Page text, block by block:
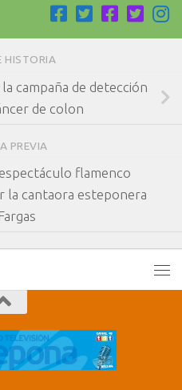
HISTORIA
campaña de detección
de colon
PREVIA
flamenco
la cantaora esteponera